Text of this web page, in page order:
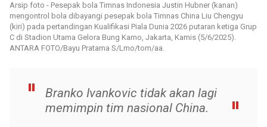
Arsip foto - Pesepak bola Timnas Indonesia Justin Hubner (kanan)
mengontrol bola dibayangi pesepak bola Timnas China Liu Chengyu
(kiri) pada pertandingan Kualifikasi Piala Dunia 2026 putaran ketiga Grup
C di Stadion Utama Gelora Bung Karno, Jakarta, Kamis (5/6/2025).
ANTARA FOTO/Bayu Pratama S/Lmo/tom/aa.
Branko Ivankovic tidak akan lagi
memimpin tim nasional China.